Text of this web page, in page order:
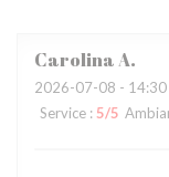
CarolinaA
2026-07-08 -
Service : 5/5